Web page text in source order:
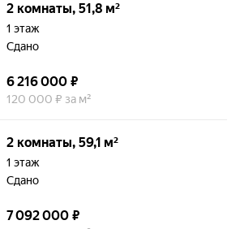
2 комнаты, 51,8 м²
1 этаж
Сдано
6 216 000 ₽
120 000 ₽ за м²
2 комнаты, 59,1 м²
1 этаж
Сдано
7 092 000 ₽